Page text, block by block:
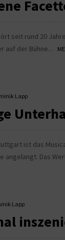
seit rund 20
auf der Bühne...
Lapp
ist das
Das
Lapp